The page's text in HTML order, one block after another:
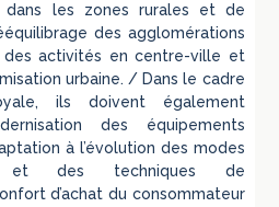
dans les zones rurales et de
des agglomérations
activités en centre-ville et
urbaine. / Dans le cadre
ils doivent également
des équipements
à l’évolution des modes
et des techniques de
d’achat du consommateur